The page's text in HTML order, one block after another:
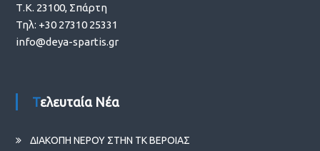
Τ.Κ. 23100, Σπάρτη
Τηλ: +30 27310 25331
info@deya-spartis.gr
Τελευταία Νέα
ΔΙΑΚΟΠΗ ΝΕΡΟΥ ΣΤΗΝ ΤΚ ΒΕΡΟΙΑΣ